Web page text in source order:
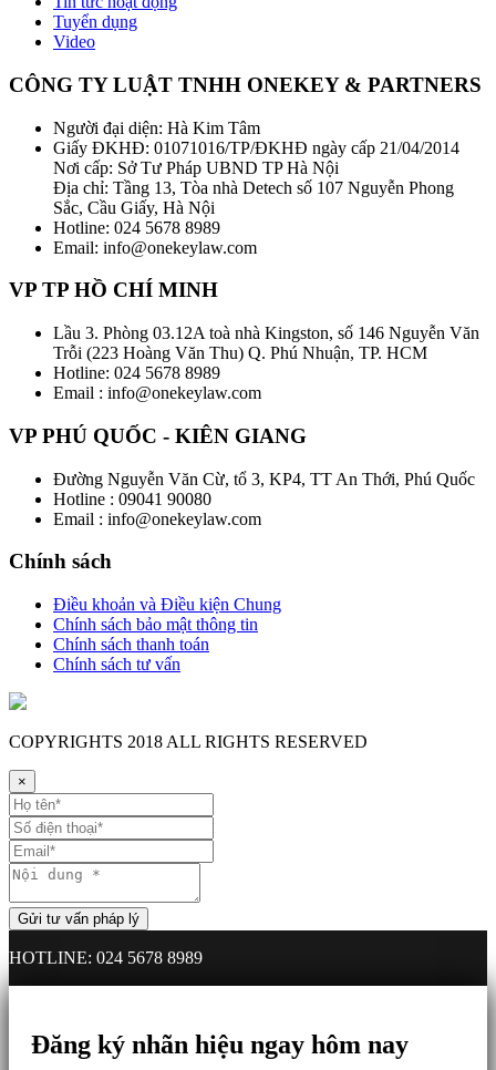
Tuyển dụng
Video
CÔNG TY LUẬT TNHH ONEKEY & PARTNERS
Người đại diện: Hà Kim Tâm
Giấy ĐKHĐ: 01071016/TP/ĐKHĐ ngày cấp 21/04/2014
Nơi cấp: Sở Tư Pháp UBND TP Hà Nội
Địa chỉ: Tầng 13, Tòa nhà Detech số 107 Nguyễn Phong
Sắc, Cầu Giấy, Hà Nội
Hotline: 024 5678 8989
Email: info@onekeylaw.com
VP TP HỒ CHÍ MINH
Lầu 3. Phòng 03.12A toà nhà Kingston, số 146 Nguyễn Văn
Trỗi (223 Hoàng Văn Thu) Q. Phú Nhuận, TP. HCM
Hotline: 024 5678 8989
Email : info@onekeylaw.com
VP PHÚ QUỐC - KIÊN GIANG
Đường Nguyễn Văn Cừ, tổ 3, KP4, TT An Thới, Phú Quốc
Hotline : 09041 90080
Email : info@onekeylaw.com
Chính sách
Điều khoản và Điều kiện Chung
Chính sách bảo mật thông tin
Chính sách thanh toán
Chính sách tư vấn
COPYRIGHTS 2018 ALL RIGHTS RESERVED
×
HOTLINE: 024 5678 8989
Đăng ký nhãn hiệu ngay hôm nay